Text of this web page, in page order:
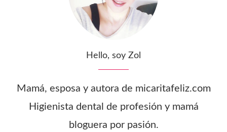
Hello, soy Zol
Mamá, esposa y autora de micaritafeliz.com
Higienista dental de profesión y mamá
bloguera por pasión.